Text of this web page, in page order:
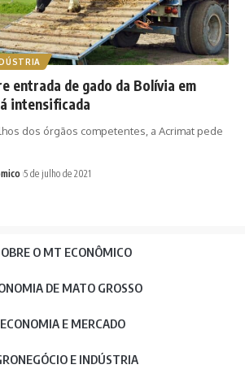
entrada de gado da Bolívia em
intensificada
dos órgãos competentes, a Acrimat pede
5 de julho de 2021
O MT ECONÔMICO
DE MATO GROSSO
ECONOMIA E MERCADO
E INDÚSTRIA